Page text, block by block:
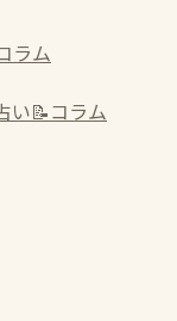
ラム
い📝コラム